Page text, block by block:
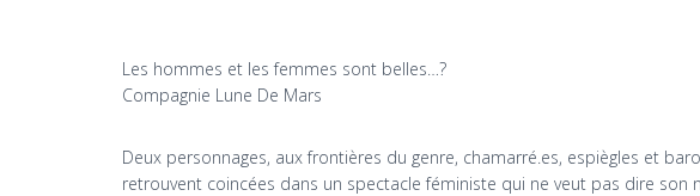
Les hommes et les femmes sont belles…?
Compagnie Lune De Mars
Deux personnages, aux frontières du genre, chamarré.es, espiègles et
retrouvent coincées dans un spectacle féministe qui ne veut pas dire